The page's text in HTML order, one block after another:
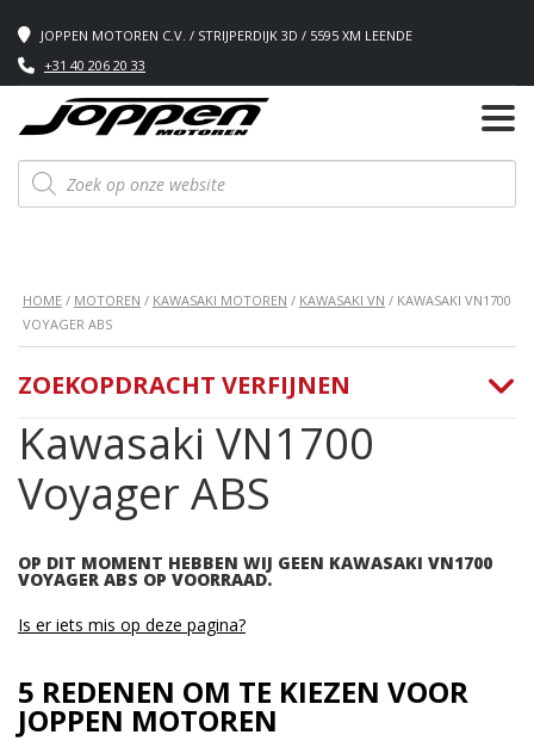
JOPPEN MOTOREN C.V. / STRIJPERDIJK 3D / 5595 XM LEENDE
+31 40 206 20 33
Producten
zoeken
HOME / MOTOREN / KAWASAKI MOTOREN / KAWASAKI VN / KAWASAKI VN1700
VOYAGER ABS
Kawasaki VN1700
Voyager ABS
OP DIT MOMENT HEBBEN WIJ GEEN KAWASAKI VN1700
VOYAGER ABS OP VOORRAAD.
ZOEKOPDRACHT VERFIJNEN
Is er iets mis op deze pagina?
5 REDENEN OM TE KIEZEN VOOR
JOPPEN MOTOREN